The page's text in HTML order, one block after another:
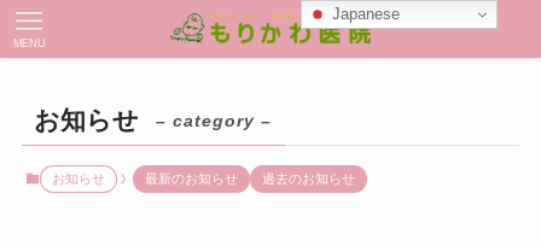
MENU
お知らせ – category –
お知らせ 最新のお知らせ 過去のお知らせ
Japanese